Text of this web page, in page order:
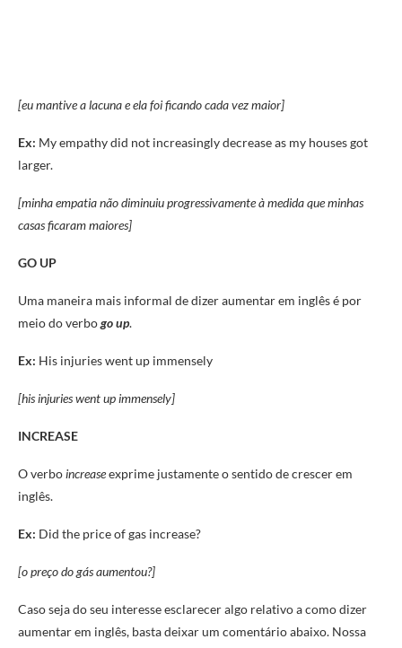
[eu mantive a lacuna e ela foi ficando cada vez maior]
Ex: My empathy did not increasingly decrease as my houses got
larger.
[minha empatia não diminuiu progressivamente à medida que minhas
casas ficaram maiores]
GO UP
Uma maneira mais informal de dizer aumentar em inglês é por
meio do verbogo up.
Ex: His injuries went up immensely
[his injuries went up immensely]
INCREASE
O verboincreaseexprime justamente o sentido de crescer em
inglês.
Ex: Did the price of gas increase?
[o preço do gás aumentou?]
Caso seja do seu interesse esclarecer algo relativo a como dizer
aumentar em inglês, basta deixar um comentário abaixo. Nossa